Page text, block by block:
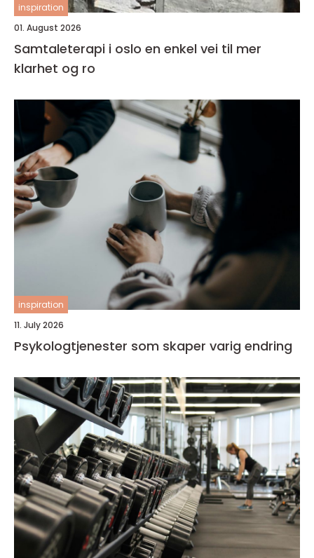
inspiration
01. August 2026
Samtaleterapi i oslo en enkel vei til mer
klarhet og ro
inspiration
11. July 2026
Psykologtjenester som skaper varig endring